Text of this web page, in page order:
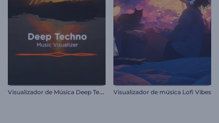
V
isualizador de Música Deep Techno Visualizador de música Lofi Vibes